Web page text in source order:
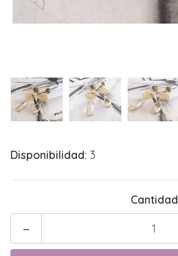
Disponibilidad: 3
Cantidad
-